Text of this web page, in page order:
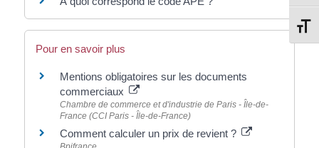
Pour en savoir plus
Mentions obligatoires sur les documents
commerciaux
Chambre de commerce et d'industrie de Paris - Île-de-
France (CCI Paris - Île-de-France)
Comment calculer un prix de revient ?